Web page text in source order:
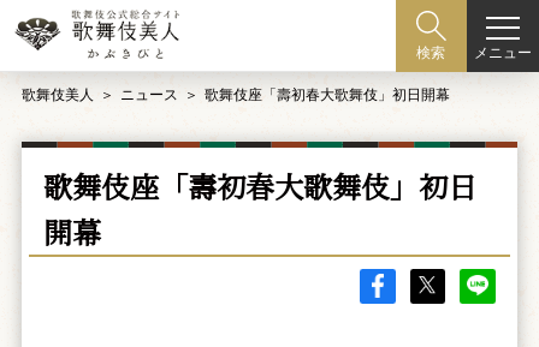
検索 メニュー
歌舞伎美人 ニュース 歌舞伎座「壽初春大歌舞伎」初日開幕
歌舞伎座「壽初春大歌舞伎」初日
開幕